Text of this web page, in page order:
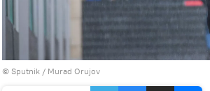
© Sputnik / Murad Orujov